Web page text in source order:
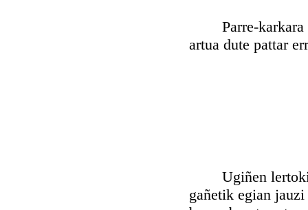
Parre-karkara ta
artua dute pattar
Ugiñen lertokia
gañetik egian